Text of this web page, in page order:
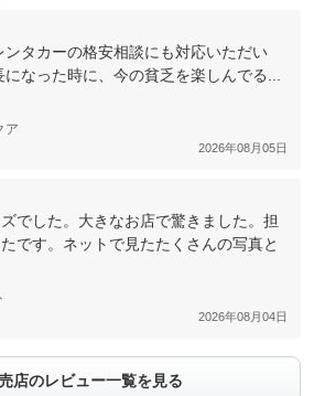
タカーの格安相談にも対応いただい
なった時に、今の貧乏を楽しんでる...
ア
2026年08月05日
でした。大きなお店で驚きました。担
です。ネットで見たたくさんの写真と
2026年08月04日
店のレビュー一覧を見る